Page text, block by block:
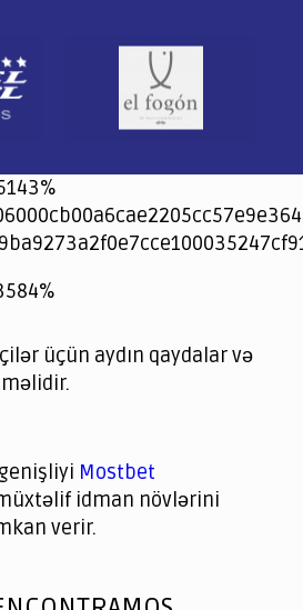
login
online
üçün aydın qaydalar və
Mostbet
idman növlərini
verir.